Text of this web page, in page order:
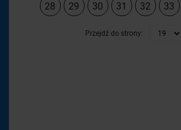
28
29 30 31 32 33
Przejdź do strony: